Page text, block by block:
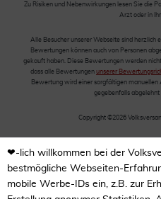
Zu Risiken und Nebenwirkungen lesen Sie die
Arzt oder in
Alle Besucher unserer Webseite sind
Bewertungen können auch von Personen
gekauft haben. Diese Bewertungen werden
dass alle Bewertungen unserer
Bewertung wird einer sorgfältigen
gegebenfalls
Copyright ©2026
❤-lich willkommen bei der
bestmögliche Webseiten-
mobile Werbe-IDs ein, z.B. zur